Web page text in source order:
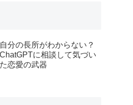
自分の長所がわからない？
ChatGPTに相談して気づい
た恋愛の武器